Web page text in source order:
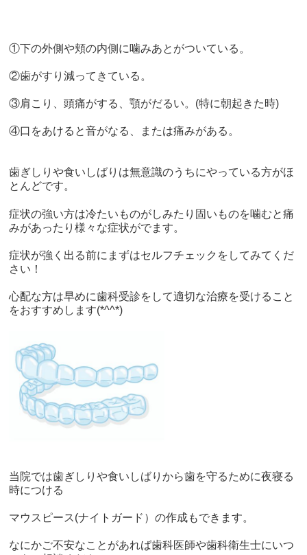
①下の外側や頬の内側に噛みあとがついている。
②歯がすり減ってきている。
③肩こり、頭痛がする、顎がだるい。 (特に朝起きた時)
④口をあけると音がなる、または痛みがある。
歯ぎしりや食いしばりは無意識のうちにやっている方がほ
とんどです。
症状の強い方は冷たいものがしみたり固いものを噛むと痛
みがあったり様々な症状がでます。
症状が強く出る前にまずはセルフチェックをしてみてくだ
さい！
心配な方は早めに歯科受診をして適切な治療を受けること
をおすすめします(*^^*)
当院では歯ぎしりや食いしばりから歯を守るために夜寝る
時につける
マウスピース(ナイトガード）の作成もできます。
なにかご不安なことがあれば歯科医師や歯科衛生士にいつ